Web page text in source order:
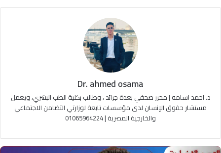
Dr. ahmed osama
د. احمد اسامه | محرر صحفي بعدة جرائد ، وطالب بكلية الطب البشري، ويعمل
مستشار حقوق الإنسان لدى مؤسسات تابعة لوزارتي التضامن الاجتماعي
والخارجية المصرية | 01065964224